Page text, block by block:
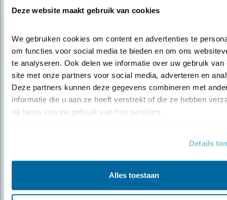
Deze website maakt gebruik van cookies
We gebruiken cookies om content en advertenties te
om functies voor social media te bieden en om ons
te analyseren. Ook delen we informatie over uw gebruik van
site met onze partners voor social media, adverteren en
Deze partners kunnen deze gegevens combineren met
informatie die u aan ze heeft verstrekt of die ze hebben
op basis van uw gebruik van hun services.
Details
Alles toestaan
Nieuws
Nieuwe vogels in Erezwerm